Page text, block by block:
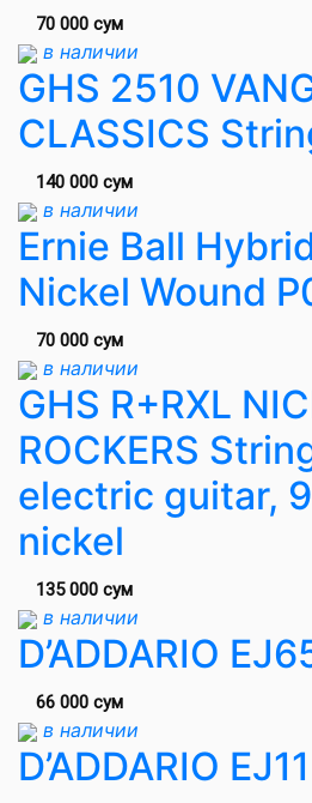
70 000 сум
в наличии
GHS 2510
CLASSICS
140 000 сум
в наличии
Ernie Ball
Nickel Wound
70 000 сум
в наличии
GHS R+RXL
ROCKERS
electric guitar,
nickel
135 000 сум
в наличии
D’ADDARIO
66 000 сум
в наличии
D’ADDARIO EJ11